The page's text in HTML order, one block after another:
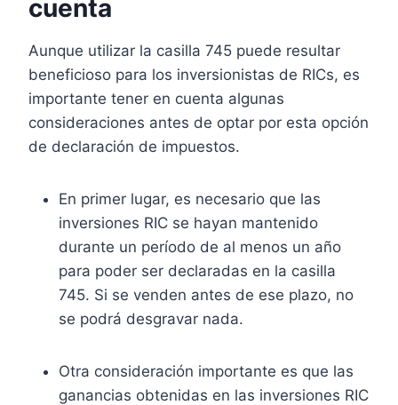
cuenta
Aunque utilizar la casilla 745 puede resultar
beneficioso para los inversionistas de RICs, es
importante tener en cuenta algunas
consideraciones antes de optar por esta opción
de declaración de impuestos.
En primer lugar, es necesario que las
inversiones RIC se hayan mantenido
durante un período de al menos un año
para poder ser declaradas en la casilla
745. Si se venden antes de ese plazo, no
se podrá desgravar nada.
Otra consideración importante es que las
ganancias obtenidas en las inversiones RIC